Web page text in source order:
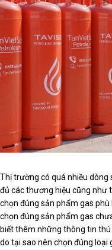
Thị trường có quá nhiều dòng
đủ các thương hiệu cũng như
chọn đúng sản phẩm gas
chọn đúng sản phẩm gas
biết thêm những thông tin
do tại sao nên chọn đúng loại